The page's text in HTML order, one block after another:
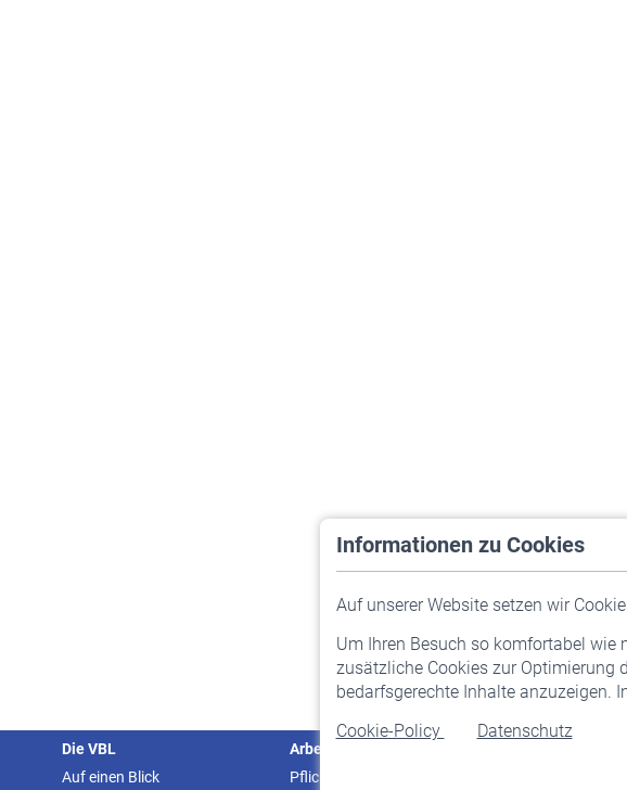
Informationen zu Cookies
Auf unserer Website setzen wir
Um Ihren Besuch so komfortabel
zusätzliche Cookies zur Optimierung
bedarfsgerechte Inhalte anzuzeigen.
Cookie-Policy
Datenschutz
Die VBL
Auf einen Blick
Arbeitgeber
Pflichtversicherung